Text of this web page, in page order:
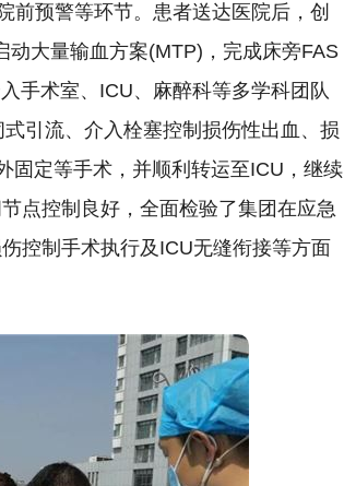
前预警等环节。患者送达医院后，创
大量输血方案(MTP)，完成床旁FAS
手术室、ICU、麻醉科等多学科团队
引流、介入栓塞控制损伤性出血、损
固定等手术，并顺利转运至ICU，继续
点控制良好，全面检验了集团在应急
控制手术执行及ICU无缝衔接等方面